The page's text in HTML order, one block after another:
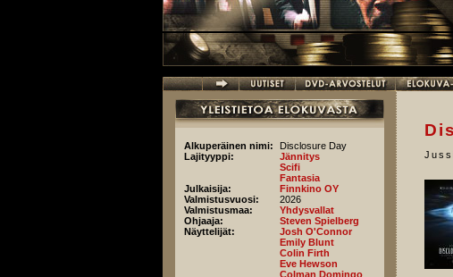
Alkuperäinen nimi:
Disclosure Day
Lajityyppi:
Jännitys
Scifi
Fantasia
Julkaisija:
Finnkino OY
Valmistusvuosi:
2026
Valmistusmaa:
Yhdysvallat
Ohjaaja:
Steven Spielberg
Näyttelijät:
Josh O'Connor
Emily Blunt
Colin Firth
Eve Hewson
Colman Domingo